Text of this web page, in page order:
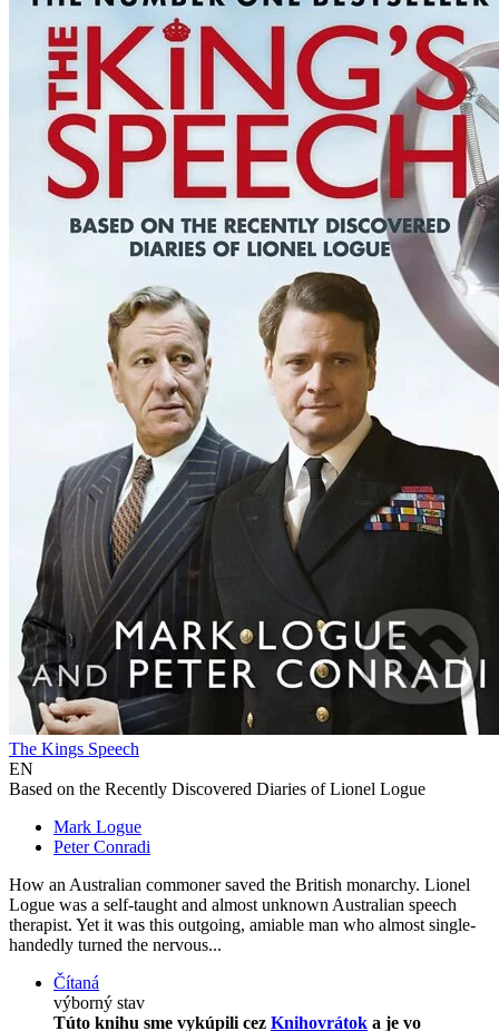
The Kings Speech
EN
Based on the Recently Discovered Diaries of Lionel Logue
Mark Logue
Peter Conradi
How an Australian commoner saved the British monarchy. Lionel
Logue was a self-taught and almost unknown Australian speech
therapist. Yet it was this outgoing, amiable man who almost single-
handedly turned the nervous...
Čítaná
výborný stav
Túto knihu sme vykúpili cez Knihovrátok a je vo